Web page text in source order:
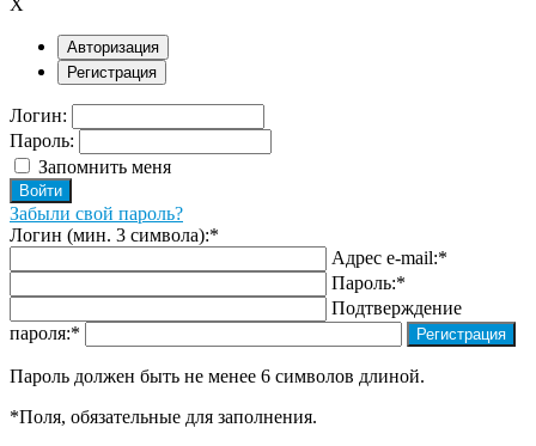
X
Авторизация
Регистрация
Логин:
Пароль:
Запомнить меня
Забыли свой пароль?
Логин (мин. 3 символа):*
Адрес e-mail:*
Пароль:*
Подтверждение
пароля:*
Пароль должен быть не менее 6 символов длиной.
*Поля, обязательные для заполнения.